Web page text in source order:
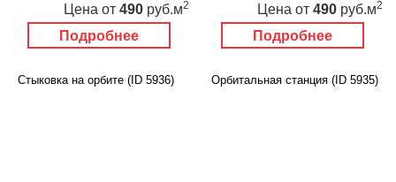
Подробнее
Цена от 490 руб.м2
Подробнее
Цена от 490 руб.м2
Стыковка на орбите (ID 5936) Орбитальная станция (ID 5935)